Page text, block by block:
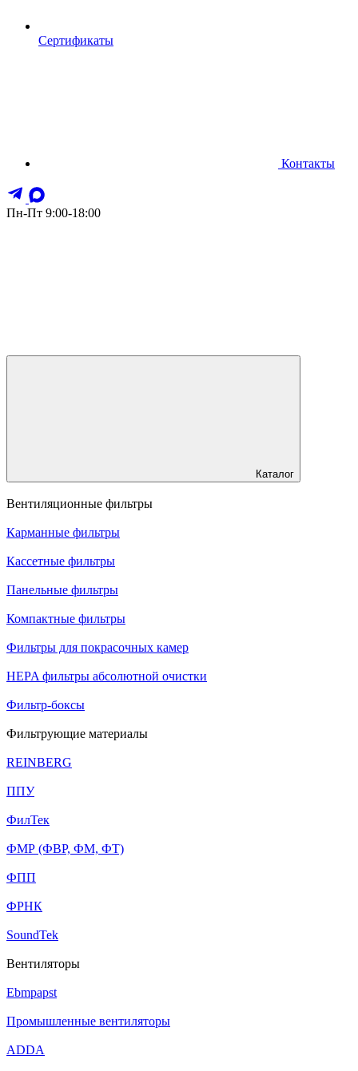
Сертификаты
Контакты
Пн-Пт 9:00-18:00
Каталог
Вентиляционные фильтры
Карманные фильтры
Кассетные фильтры
Панельные фильтры
Компактные фильтры
Фильтры для покрасочных камер
HEPA фильтры абсолютной очистки
Фильтр-боксы
Фильтрующие материалы
REINBERG
ППУ
ФилТек
ФМР (ФВР, ФМ, ФТ)
ФПП
ФРНК
SoundTek
Вентиляторы
Ebmpapst
Промышленные вентиляторы
ADDA